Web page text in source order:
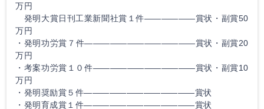
万円
発明大賞日刊工業新聞社賞１件——————賞状・副賞50
万円
・発明功労賞７件—————————————賞状・副賞20
万円
・考案功労賞１０件————————————賞状・副賞10
万円
・発明奨励賞５件—————————————賞状
・発明育成賞１件—————————————賞状